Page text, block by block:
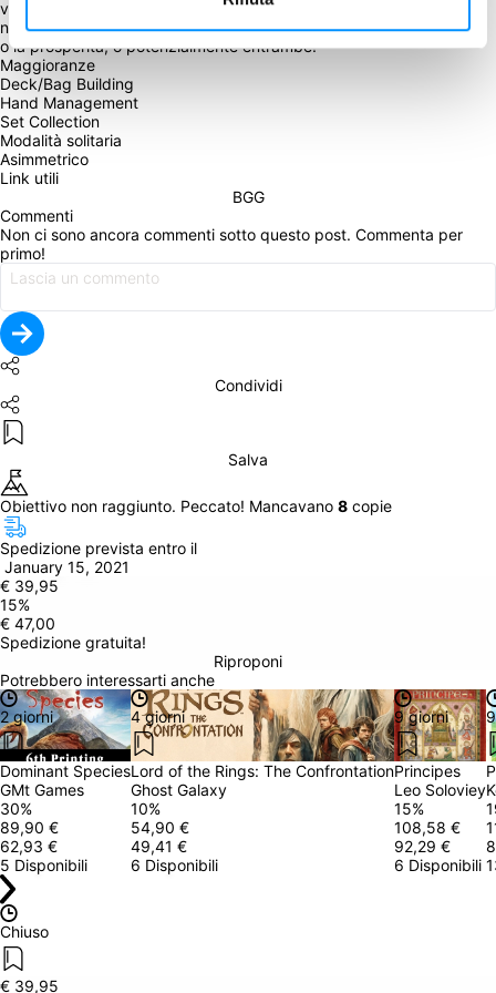
viaggeranno per il regno, cercando di aumentare la loro influenza
nella società. Il gioco termina quando il Regno raggiunge la povertà
Maggioranze
Deck/Bag Building
Hand Management
Set Collection
Modalità solitaria
Asimmetrico
Link utili
BGG
Commenti
Non ci sono ancora commenti sotto questo post. Commenta per
primo!
Condividi
Salva
Obiettivo non raggiunto. Peccato! Mancavano 8 copie
Spedizione prevista entro il
January 15, 2021
€ 39,95
15%
€ 47,00
Spedizione gratuita!
Riproponi
Potrebbero interessarti anche
2 giorni
Dominant Species
GMt Games
30%
89,90 €
62,93 €
5 Disponibili
4 giorni
Lord of the Rings: The Confrontation
Ghost Galaxy
10%
54,90 €
49,41 €
6 Disponibili
9 giorni
Principes
Leo Soloviey
15%
108,58 €
92,29 €
6 Disponibili
Chiuso
€ 39,95